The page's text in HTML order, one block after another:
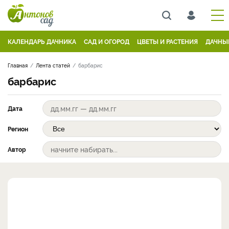
КАЛЕНДАРЬ ДАЧНИКА САД И ОГОРОД ЦВЕТЫ И РАСТЕНИЯ
Главная Лента статей барбарис
барбарис
Дата
Регион
Автор